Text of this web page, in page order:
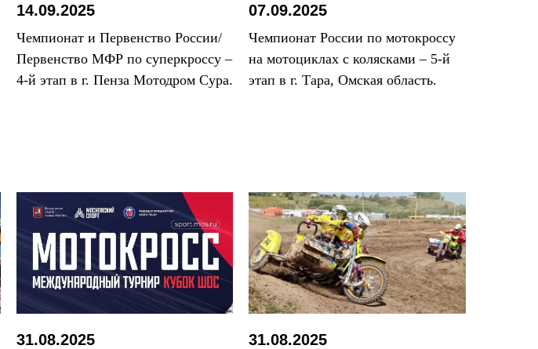
14.09.2025
Чемпионат и Первенство России/
Первенство МФР по суперкроссу –
4-й этап в г. Пенза Мотодром Сура.
07.09.2025
Чемпионат России по мотокроссу
на мотоциклах с колясками – 5-й
этап в г. Тара, Омская область.
31.08.2025 31.08.2025